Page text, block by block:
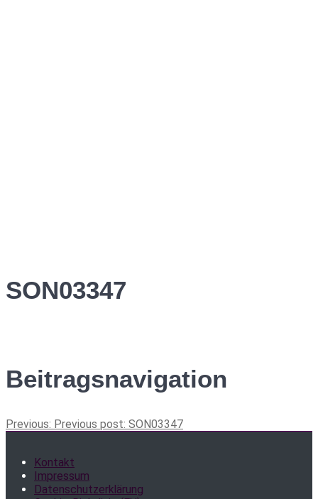
SON03347
Beitragsnavigation
Previous: Previous post: SON03347
Kontakt
Impressum
Datenschutzerklärung